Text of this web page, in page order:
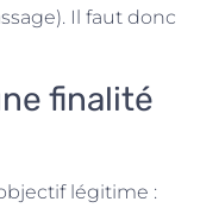
Il faut donc
finalité
légitime :